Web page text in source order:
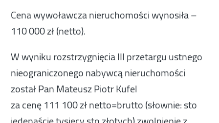
Cena wywoławcza nieruchomości wynosiła –
110 000 zł (netto).
W wyniku rozstrzygnięcia III przetargu ustnego
nieograniczonego nabywcą nieruchomości
został Pan Mateusz Piotr Kufel
za cenę 111 100 zł netto=brutto (słownie: sto